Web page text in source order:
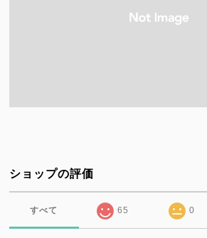
ショップの評価
すべて 65 0